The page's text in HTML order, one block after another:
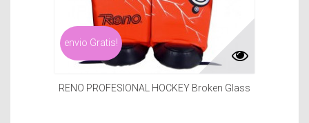
envio Gratis!
RENO PROFESIONAL HOCKEY Broken Glass